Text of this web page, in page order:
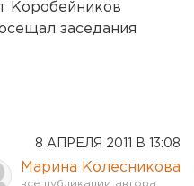
Коробейников
заседания
8 АПРЕЛЯ 2011 В 13:08
Марина Колесникова